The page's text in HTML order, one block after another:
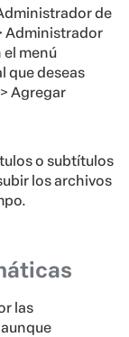
de
Administrador
el menú
que deseas
Agregar
o subtítulos
los archivos
las